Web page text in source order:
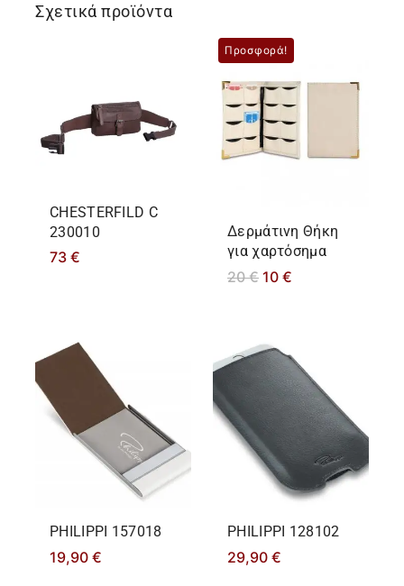
Σχετικά προϊόντα
CHESTERFILD C
230010
73 €
Προσφορά!
Δερμάτινη Θήκη
για χαρτόσημα
20€ 10 €
PHILIPPΙ 157018
19,90 €
PHILIPPΙ 128102
29,90 €